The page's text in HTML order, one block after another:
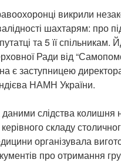
викрили
шахтарям: про
та 5 її
Ради від
є заступницею
НАМН України.
слідства колишня
складу
організувала
про отримання